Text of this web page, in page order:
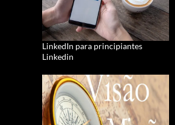
LinkedIn para principiantes
Linkedin